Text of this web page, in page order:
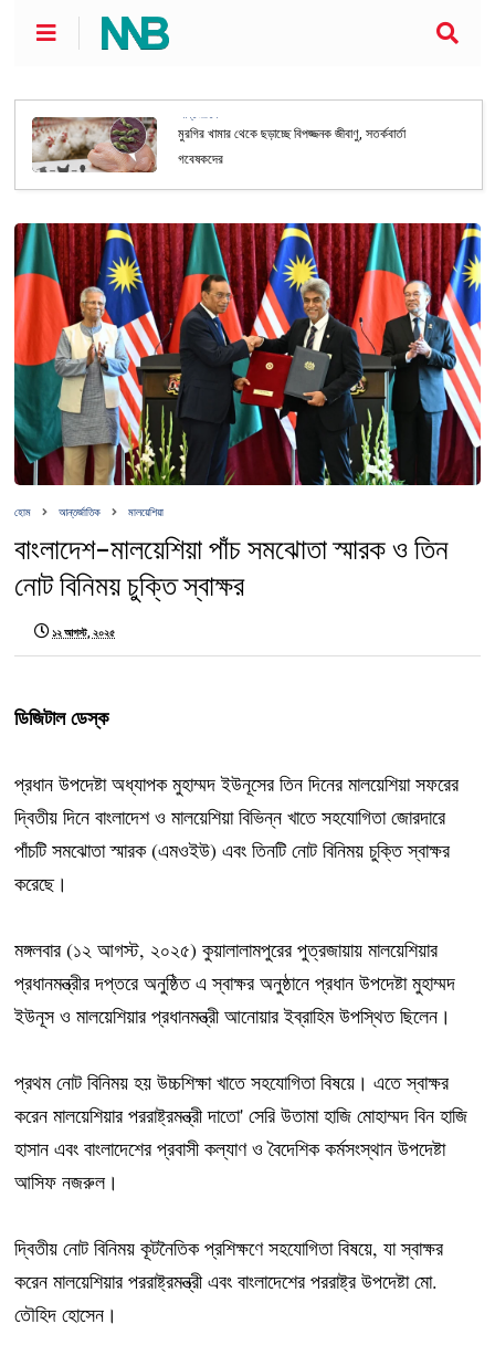
মুরগির খামার থেকে ছড়াচ্ছে বিপজ্জনক জীবাণু, সতর্কবার্তা
গবেষকদের
হোম আন্তর্জাতিক মালয়েশিয়া
বাংলাদেশ-মালয়েশিয়া পাঁচ সমঝোতা স্মারক ও তিন
নোট বিনিময় চুক্তি স্বাক্ষর
১২ আগস্ট, ২০২৫
ডিজিটাল ডেস্ক
প্রধান উপদেষ্টা অধ্যাপক মুহাম্মদ ইউনূসের তিন দিনের মালয়েশিয়া সফরের
দ্বিতীয় দিনে বাংলাদেশ ও মালয়েশিয়া বিভিন্ন খাতে সহযোগিতা জোরদারে
পাঁচটি সমঝোতা স্মারক (এমওইউ) এবং তিনটি নোট বিনিময় চুক্তি স্বাক্ষর
করেছে।
মঙ্গলবার (১২ আগস্ট, ২০২৫) কুয়ালালামপুরের পুত্রজায়ায় মালয়েশিয়ার
প্রধানমন্ত্রীর দপ্তরে অনুষ্ঠিত এ স্বাক্ষর অনুষ্ঠানে প্রধান উপদেষ্টা মুহাম্মদ
ইউনূস ও মালয়েশিয়ার প্রধানমন্ত্রী আনোয়ার ইব্রাহিম উপস্থিত ছিলেন।
প্রথম নোট বিনিময় হয় উচ্চশিক্ষা খাতে সহযোগিতা বিষয়ে। এতে স্বাক্ষর
করেন মালয়েশিয়ার পররাষ্ট্রমন্ত্রী দাতো' সেরি উতামা হাজি মোহাম্মদ বিন হাজি
হাসান এবং বাংলাদেশের প্রবাসী কল্যাণ ও বৈদেশিক কর্মসংস্থান উপদেষ্টা
আসিফ নজরুল।
দ্বিতীয় নোট বিনিময় কূটনৈতিক প্রশিক্ষণে সহযোগিতা বিষয়ে, যা স্বাক্ষর
করেন মালয়েশিয়ার পররাষ্ট্রমন্ত্রী এবং বাংলাদেশের পররাষ্ট্র উপদেষ্টা মো.
তৌহিদ হোসেন।